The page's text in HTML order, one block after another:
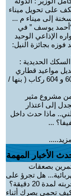
على تحويل ميناء
إلى ميناء م ...
يوسف ” في
الإذاعي الوحيد
فوزه بجائزة النيل:
السكك الحديدية :
مواعيد قطاري
603 و 604 ركاب ( بنها /
مشروع مثير
إلى اعتذار
ماذا حدث داخل
...
الأخبار المهمة
بصعقات
هل تجرؤ على
لمدة 20 دقيقة؟
تحمي بصرك أثناء